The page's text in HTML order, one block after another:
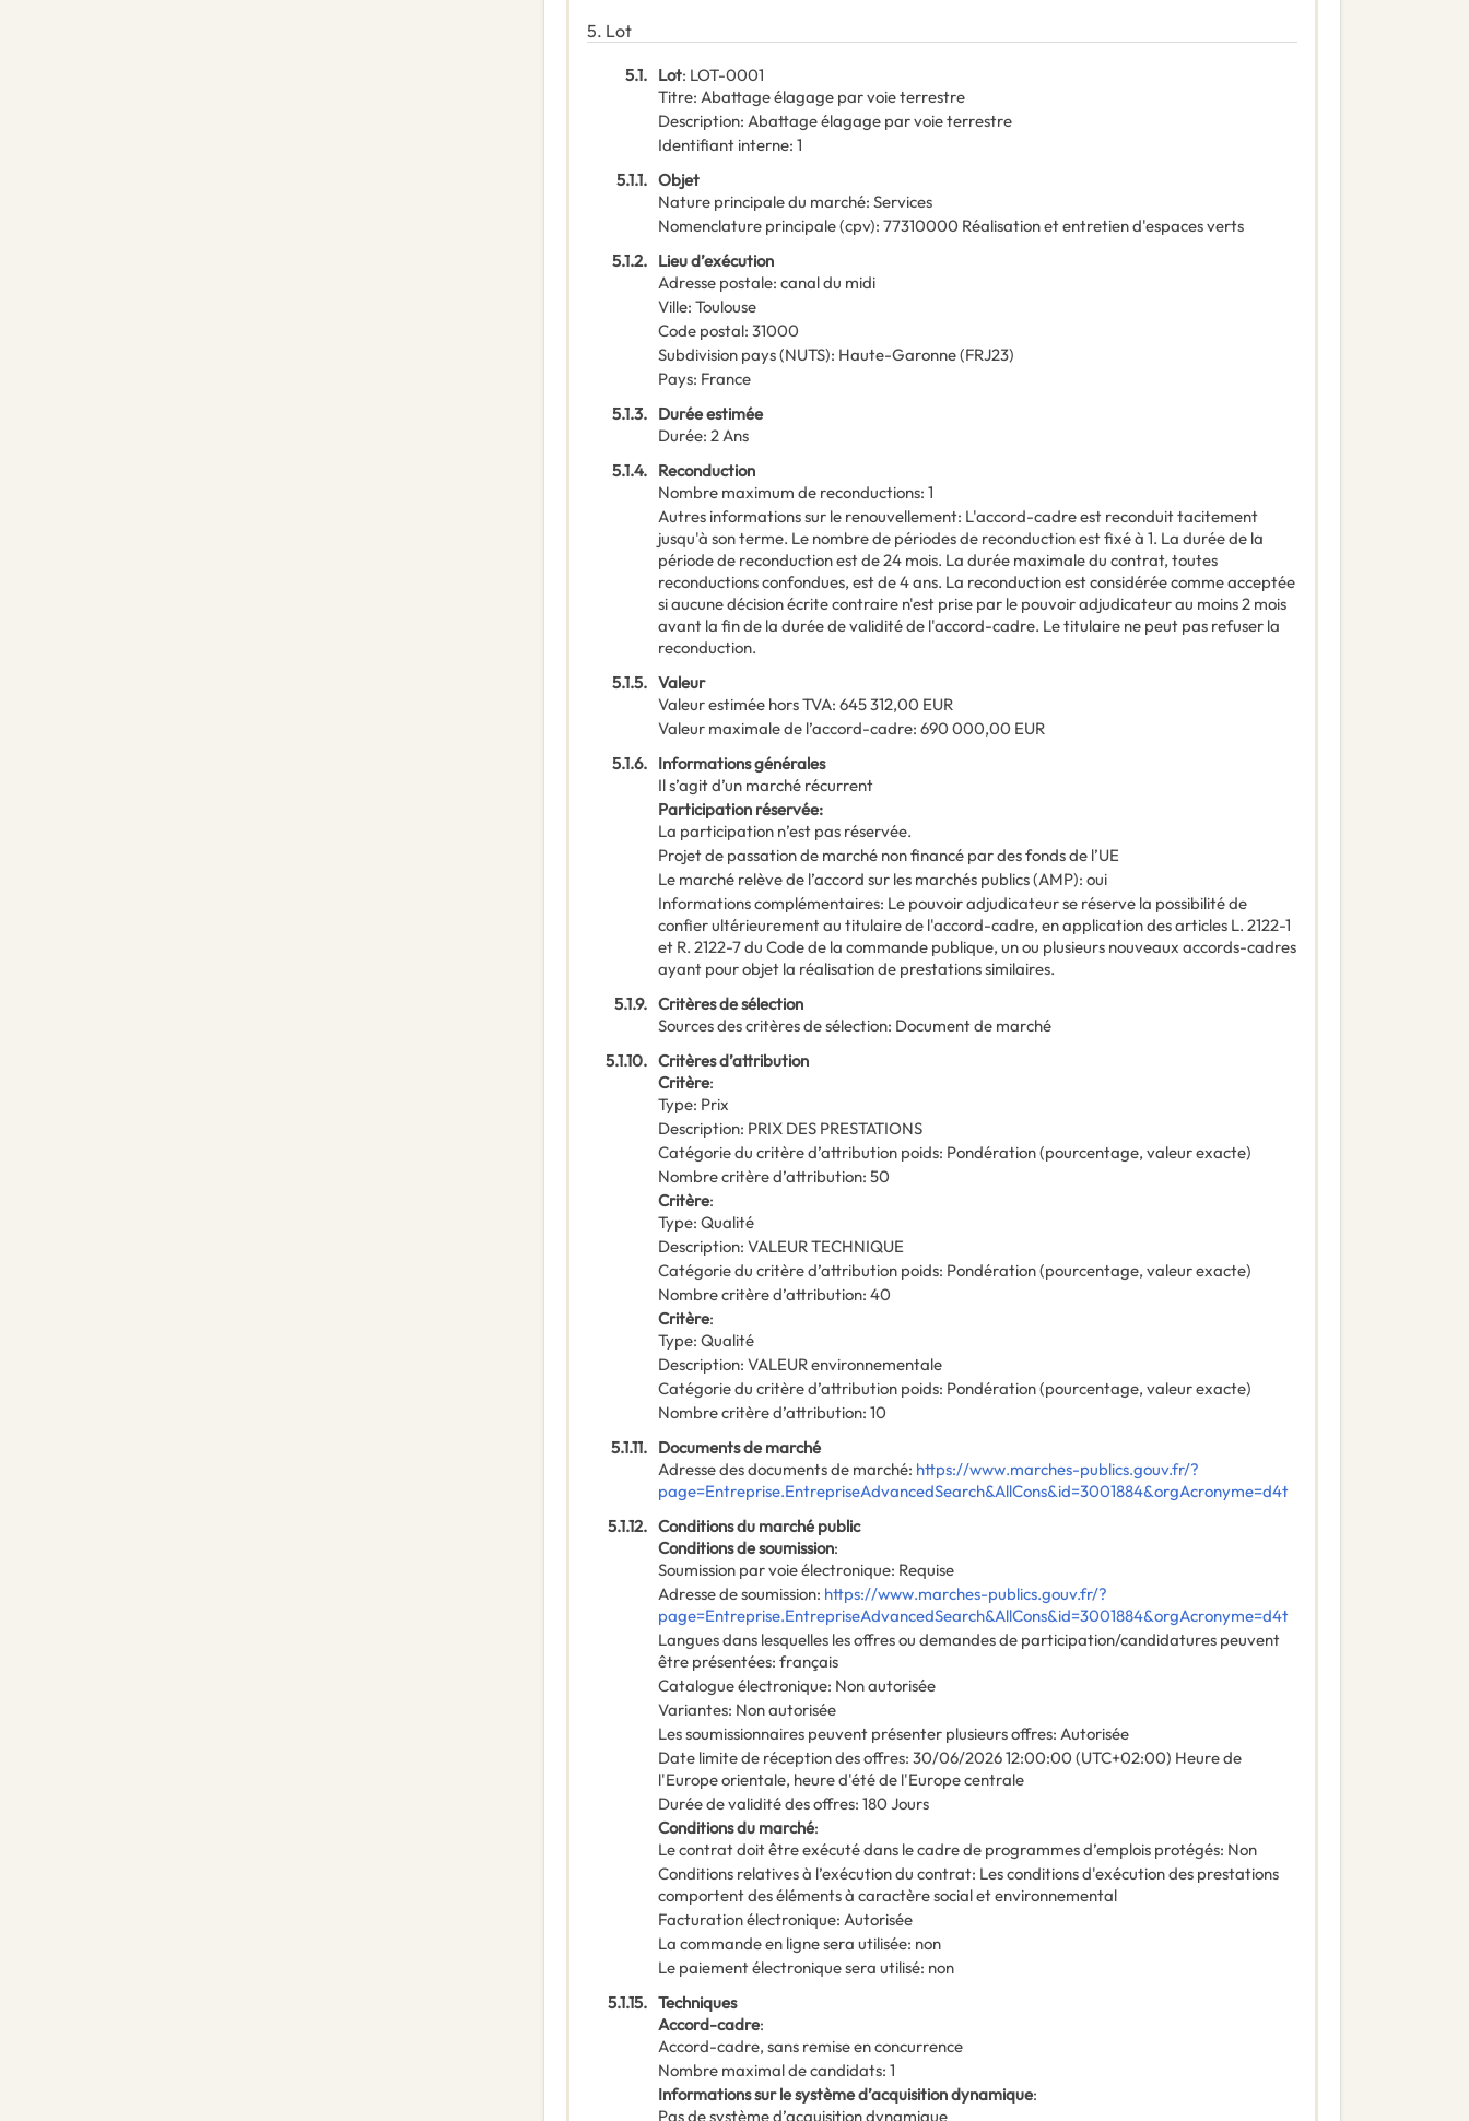
5. Lot
5.1. Lot: LOT-0001
Titre: Abattage élagage par voie terrestre
Description: Abattage élagage par voie terrestre
Identifiant interne: 1
5.1.1. Objet
Nature principale du marché: Services
Nomenclature principale(cpv): 77310000 Réalisation et entretien d'espaces verts
5.1.2. Lieu d’exécution
Adresse postale: canal du midi
Ville: Toulouse
Code postal: 31000
Subdivision pays (NUTS): Haute-Garonne(FRJ23)
Pays: France
5.1.3. Durée estimée
Durée: 2Ans
5.1.4. Reconduction
Nombre maximum de reconductions: 1
Autres informations sur le renouvellement: L'accord-cadre est reconduit tacitement
jusqu'à son terme. Le nombre de périodes de reconduction est fixé à 1. La durée de la
période de reconduction est de 24 mois. La durée maximale du contrat, toutes
reconductions confondues, est de 4 ans. La reconduction est considérée comme acceptée
si aucune décision écrite contraire n'est prise par le pouvoir adjudicateur au moins 2 mois
avant la fin de la durée de validité de l'accord-cadre. Le titulaire ne peut pas refuser la
reconduction.
5.1.5. Valeur
Valeur estimée hors TVA: 645 312,00 EUR
Valeur maximale de l’accord-cadre: 690 000,00 EUR
5.1.6. Informations générales
Il s’agit d’un marché récurrent
Participation réservée:
La participation n’est pas réservée.
Projet de passation de marché non financé par des fonds de l’UE
Le marché relève de l’accord sur les marchés publics (AMP): oui
Informations complémentaires: Le pouvoir adjudicateur se réserve la possibilité de
confier ultérieurement au titulaire de l'accord-cadre, en application des articles L. 2122-1
et R. 2122-7 du Code de la commande publique, un ou plusieurs nouveaux accords-cadres
ayant pour objet la réalisation de prestations similaires.
5.1.9. Critères de sélection
Sources des critères de sélection: Document de marché
5.1.10. Critères d’attribution
Critère:
Type: Prix
Description: PRIX DES PRESTATIONS
Catégorie du critère d’attribution poids: Pondération (pourcentage, valeur exacte)
Nombre critère d’attribution: 50
Critère:
Type: Qualité
Description: VALEUR TECHNIQUE
Catégorie du critère d’attribution poids: Pondération (pourcentage, valeur exacte)
Nombre critère d’attribution: 40
Critère:
Type: Qualité
Description: VALEUR environnementale
Catégorie du critère d’attribution poids: Pondération (pourcentage, valeur exacte)
Nombre critère d’attribution: 10
5.1.11. Documents de marché
Adresse des documents de marché: https://www.marches-publics.gouv.fr/?
page=Entreprise.EntrepriseAdvancedSearch&AllCons&id=3001884&orgAcronyme=d4t
5.1.12. Conditions du marché public
Conditions de soumission:
Soumission par voie électronique: Requise
Adresse de soumission: https://www.marches-publics.gouv.fr/?
page=Entreprise.EntrepriseAdvancedSearch&AllCons&id=3001884&orgAcronyme=d4t
Langues dans lesquelles les offres ou demandes de participation/candidatures peuvent
être présentées: français
Catalogue électronique: Non autorisée
Variantes: Non autorisée
Les soumissionnaires peuvent présenter plusieurs offres: Autorisée
Date limite de réception des offres: 30/06/202612:00:00 (UTC+02:00) Heure de
l'Europe orientale, heure d'été de l'Europe centrale
Durée de validité des offres: 180 Jours
Conditions du marché:
Le contrat doit être exécuté dans le cadre de programmes d’emplois protégés: Non
Conditions relatives à l’exécution du contrat: Les conditions d'exécution des prestations
comportent des éléments à caractère social et environnemental
Facturation électronique: Autorisée
La commande en ligne sera utilisée: non
Le paiement électronique sera utilisé: non
5.1.15. Techniques
Accord-cadre:
Accord-cadre, sans remise en concurrence
Nombre maximal de candidats: 1
Informations sur le système d’acquisition dynamique:
Pas de système d’acquisition dynamique